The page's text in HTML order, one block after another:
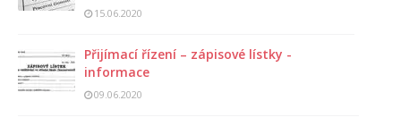
15.06.2020
Přijímací řízení – zápisové lístky -
informace
09.06.2020